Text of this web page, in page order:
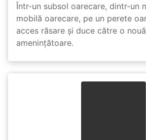
Într-un subsol oarecare, dintr-un
mobilă oarecare, pe un perete
acces răsare și duce către o
amenințătoare.